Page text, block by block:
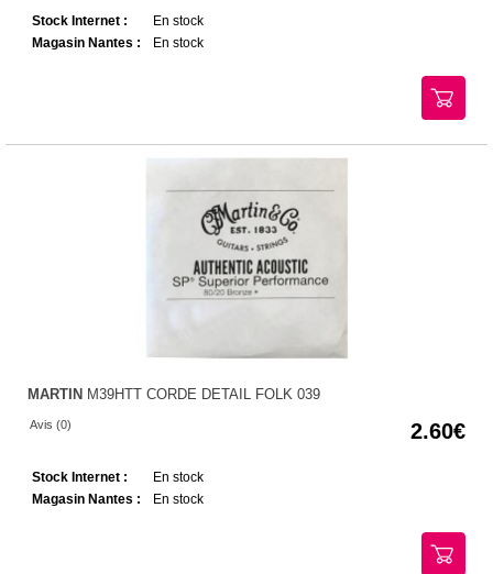
Stock Internet :
En stock
Magasin Nantes :
En stock
MARTIN M39HTT CORDE DETAIL FOLK 039
Avis (0) 2.60
Stock Internet :
En stock
Magasin Nantes :
En stock